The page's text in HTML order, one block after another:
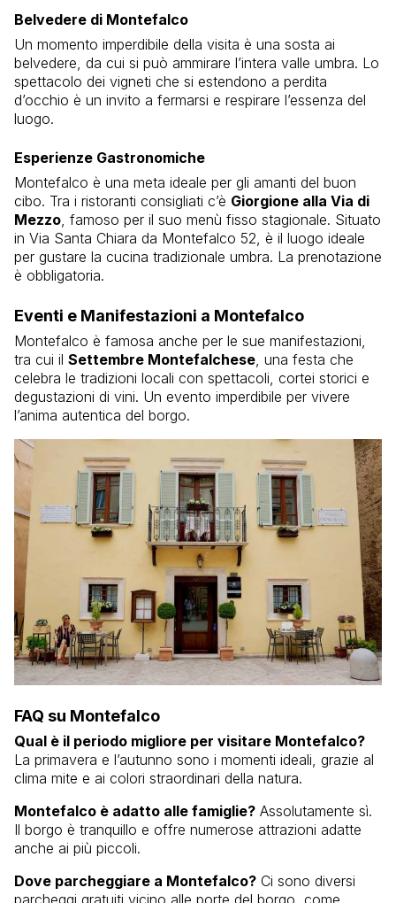
Belvedere di Montefalco
Un momento imperdibile della visita è una sosta ai
belvedere, da cui si può ammirare l’intera valle umbra. Lo
spettacolo dei vigneti che si estendono a perdita
d’occhio è un invito a fermarsi e respirare l’essenza del
luogo.
Esperienze Gastronomiche
Montefalco è una meta ideale per gli amanti del buon
cibo. Tra i ristoranti consigliati c’è Giorgione alla Via di
Mezzo, famoso per il suo menù fisso stagionale. Situato
in Via Santa Chiara da Montefalco 52, è il luogo ideale
per gustare la cucina tradizionale umbra. La prenotazione
è obbligatoria.
Eventi e Manifestazioni a Montefalco
Montefalco è famosa anche per le sue manifestazioni,
tra cui il Settembre Montefalchese, una festa che
celebra le tradizioni locali con spettacoli, cortei storici e
degustazioni di vini. Un evento imperdibile per vivere
l’anima autentica del borgo.
FAQ su Montefalco
Qual è il periodo migliore per visitare Montefalco?
La primavera e l’autunno sono i momenti ideali, grazie al
clima mite e ai colori straordinari della natura.
Montefalco è adatto alle famiglie? Assolutamente sì.
Il borgo è tranquillo e offre numerose attrazioni adatte
anche ai più piccoli.
Dove parcheggiare a Montefalco? Ci sono diversi
parcheggi gratuiti vicino alle porte del borgo, come